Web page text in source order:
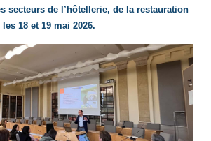
secteurs de l’hôtellerie, de la restauration
18 et 19 mai 2026.